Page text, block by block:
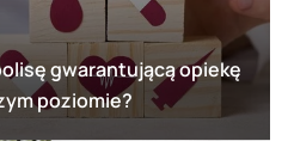
gwarantującą opiekę
poziomie?